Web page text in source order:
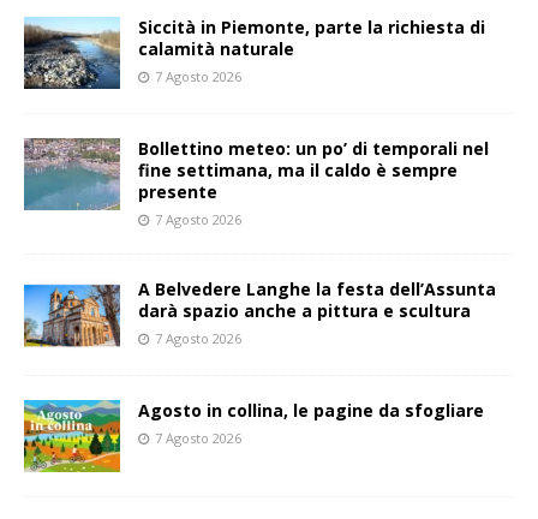
Siccità in Piemonte, parte la richiesta di
calamità naturale
7 Agosto 2026
Bollettino meteo: un po’ di temporali nel
fine settimana, ma il caldo è sempre
presente
7 Agosto 2026
A Belvedere Langhe la festa dell’Assunta
darà spazio anche a pittura e scultura
7 Agosto 2026
Agosto in collina, le pagine da sfogliare
7 Agosto 2026